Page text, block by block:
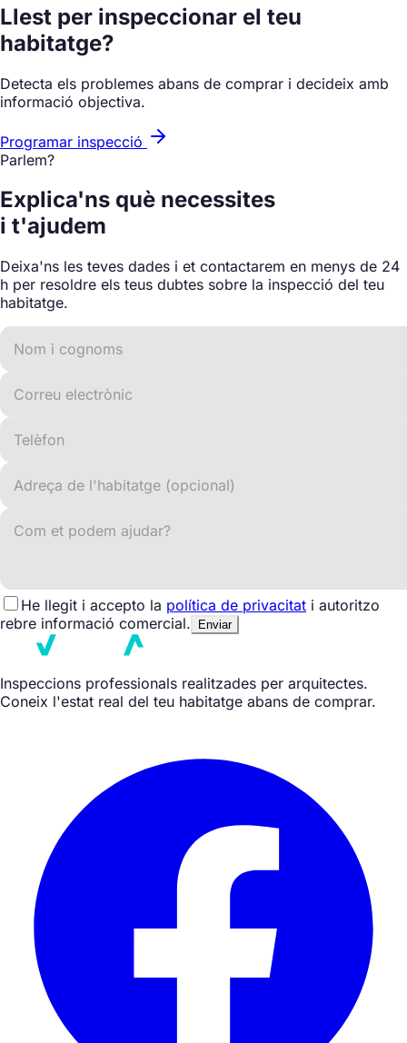
Llest per inspeccionar el teu
habitatge?
Detecta els problemes abans de comprar i decideix amb
informació objectiva.
Programar inspecció
Parlem?
Explica'ns què necessites
i t'ajudem
Deixa'ns les teves dades i et contactarem en menys de 24
h per resoldre els teus dubtes sobre la inspecció del teu
habitatge.
He llegit i accepto la política de privacitat i autoritzo
rebre informació comercial.
Enviar
Inspeccions professionals realitzades per arquitectes.
Coneix l'estat real del teu habitatge abans de comprar.